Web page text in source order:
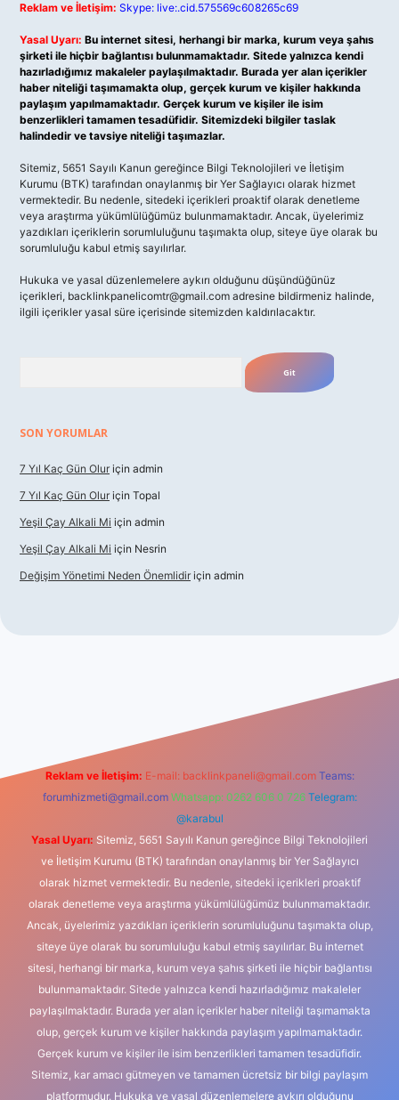
Reklam ve İletişim: Skype: live:.cid.575569c608265c69
Yasal Uyarı: Bu internet sitesi, herhangi bir marka, kurum veya şahıs
şirketi ile hiçbir bağlantısı bulunmamaktadır. Sitede yalnızca kendi
hazırladığımız makaleler paylaşılmaktadır. Burada yer alan içerikler
haber niteliği taşımamakta olup, gerçek kurum ve kişiler hakkında
paylaşım yapılmamaktadır. Gerçek kurum ve kişiler ile isim
benzerlikleri tamamen tesadüfidir. Sitemizdeki bilgiler taslak
halindedir ve tavsiye niteliği taşımazlar.
Sitemiz, 5651 Sayılı Kanun gereğince Bilgi Teknolojileri ve İletişim
Kurumu (BTK) tarafından onaylanmış bir Yer Sağlayıcı olarak hizmet
vermektedir. Bu nedenle, sitedeki içerikleri proaktif olarak denetleme
veya araştırma yükümlülüğümüz bulunmamaktadır. Ancak, üyelerimiz
yazdıkları içeriklerin sorumluluğunu taşımakta olup, siteye üye olarak bu
sorumluluğu kabul etmiş sayılırlar.
Hukuka ve yasal düzenlemelere aykırı olduğunu düşündüğünüz
içerikleri, backlinkpanelicomtr@gmail.com adresine bildirmeniz halinde,
ilgili içerikler yasal süre içerisinde sitemizden kaldırılacaktır.
SON YORUMLAR
7 Yıl Kaç Gün Olur için admin
7 Yıl Kaç Gün Olur için Topal
Yeşil Çay Alkali Mi için admin
Yeşil Çay Alkali Mi için Nesrin
Değişim Yönetimi Neden Önemlidir için admin
Reklam ve İletişim: E-mail: backlinkpaneli@gmail.com Teams:
forumhizmeti@gmail.com Whatsapp: 0262 606 0 726 Telegram:
@karabul
Yasal Uyarı: Sitemiz, 5651 Sayılı Kanun gereğince Bilgi Teknolojileri
ve İletişim Kurumu (BTK) tarafından onaylanmış bir Yer Sağlayıcı
olarak hizmet vermektedir. Bu nedenle, sitedeki içerikleri proaktif
olarak denetleme veya araştırma yükümlülüğümüz bulunmamaktadır.
Ancak, üyelerimiz yazdıkları içeriklerin sorumluluğunu taşımakta olup,
siteye üye olarak bu sorumluluğu kabul etmiş sayılırlar. Bu internet
sitesi, herhangi bir marka, kurum veya şahıs şirketi ile hiçbir bağlantısı
bulunmamaktadır. Sitede yalnızca kendi hazırladığımız makaleler
paylaşılmaktadır. Burada yer alan içerikler haber niteliği taşımamakta
olup, gerçek kurum ve kişiler hakkında paylaşım yapılmamaktadır.
Gerçek kurum ve kişiler ile isim benzerlikleri tamamen tesadüfidir.
Sitemiz, kar amacı gütmeyen ve tamamen ücretsiz bir bilgi paylaşım
platformudur. Hukuka ve yasal düzenlemelere aykırı olduğunu